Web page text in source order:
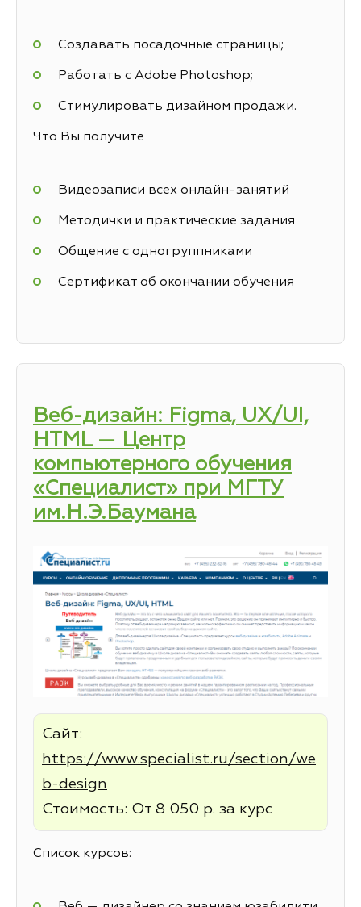
Создавать посадочные страницы;
Работать с Adobe Photoshop;
Стимулировать дизайном продажи.
Что Вы получите
Видеозаписи всех онлайн-занятий
Методички и практические задания
Общение с одногруппниками
Сертификат об окончании обучения
Веб-дизайн: Figma, UX/UI,
HTML — Центр
компьютерного обучения
«Специалист» при МГТУ
им.Н.Э.Баумана
Сайт:
https://www.specialist.ru/section/we
b-design
Стоимость: От 8 050 р. за курс
Список курсов: